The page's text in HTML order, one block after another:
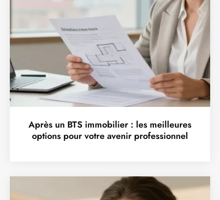
Après un BTS immobilier : les meilleures
options pour votre avenir professionnel